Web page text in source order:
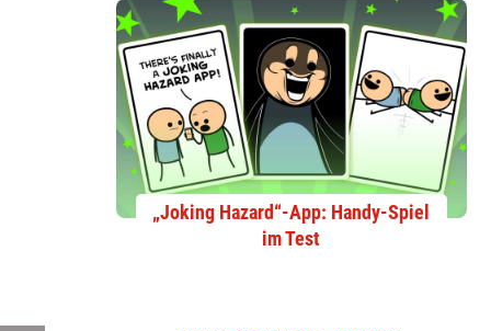
„Joking Hazard“-App: Handy-Spiel
im Test